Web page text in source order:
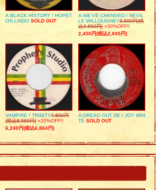
A:BLACK HISTORY / HOPET
ON LINDO SOLD OUT
A:WE’VE CHANGED / NEVIL
LE WILLOUGHBY3,500円(税
込3,850円) »30%OFF!!
2,450円(税込2,695円)
VAMPIRE / TRINITY7,800円
(税込8,580円) »20%OFF!!
6,240円(税込6,864円)
A:DREAD OUT DE / JOY WHI
TE SOLD OUT